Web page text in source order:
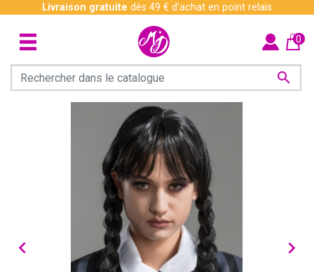
Livraison gratuite dès 49 € d'achat en point relais

0
 